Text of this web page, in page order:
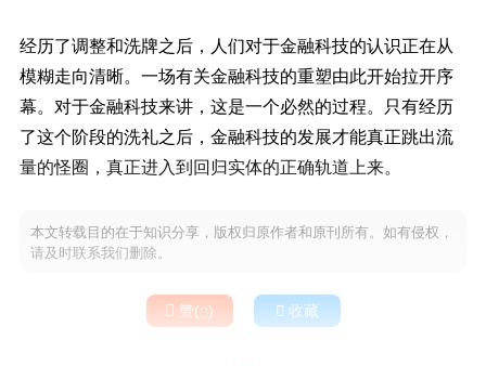
经历了调整和洗牌之后，人们对于金融科技的认识正在从
模糊走向清晰。一场有关金融科技的重塑由此开始拉开序
幕。对于金融科技来讲，这是一个必然的过程。只有经历
了这个阶段的洗礼之后，金融科技的发展才能真正跳出流
量的怪圈，真正进入到回归实体的正确轨道上来。
本文转载目的在于知识分享，版权归原作者和原刊所有。如有侵权，
请及时联系我们删除。
 赞()  收藏